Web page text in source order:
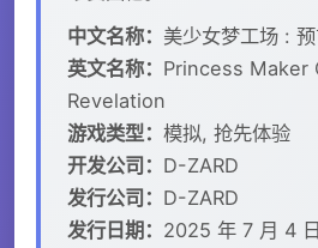
中文名称： 美少女梦工场 :
英文名称： Princess Maker
Revelation
游戏类型： 模拟, 抢先体验
开发公司： D-ZARD
发行公司： D-ZARD
发行日期： 2025 年 7 月 4 日